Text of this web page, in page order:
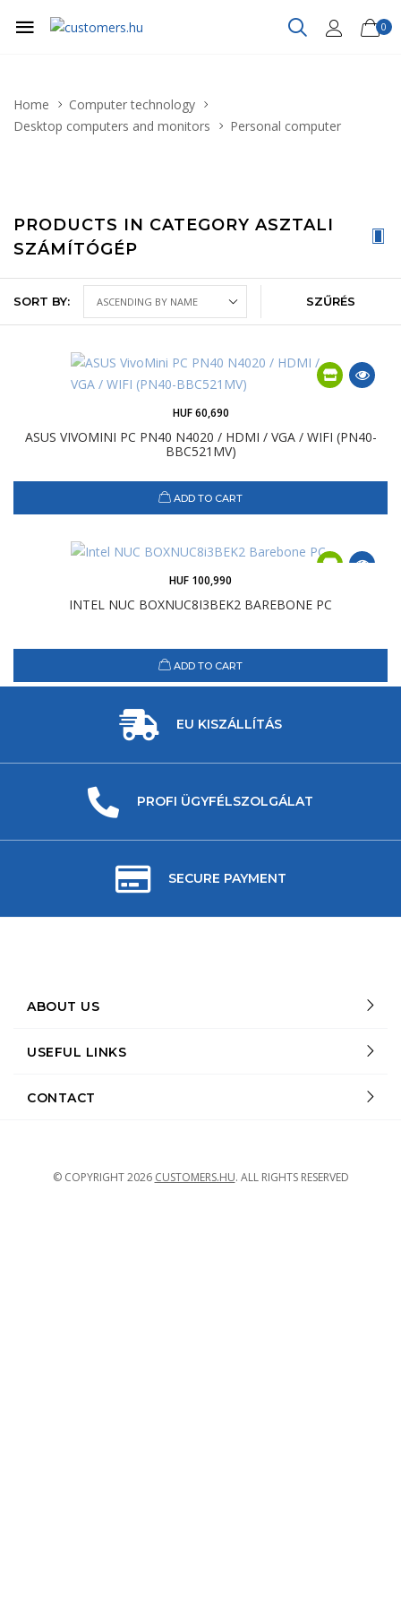
0
Home
Computer technology
Desktop computers and monitors
Personal computer
PRODUCTS IN CATEGORY ASZTALI
SZÁMÍTÓGÉP
SORT BY: SZŰRÉS
ASUS VIVOMINI PC PN40 N4020 / HDMI / VGA / WIFI (PN40-
BBC521MV)
HUF 60,690
ADD TO CART
INTEL NUC BOXNUC8I3BEK2 BAREBONE PC
HUF 100,990
ADD TO CART
EU KISZÁLLÍTÁS
PROFI ÜGYFÉLSZOLGÁLAT
SECURE PAYMENT
ABOUT US
USEFUL LINKS
CONTACT
© COPYRIGHT2026 CUSTOMERS.HU. ALL RIGHTS RESERVED